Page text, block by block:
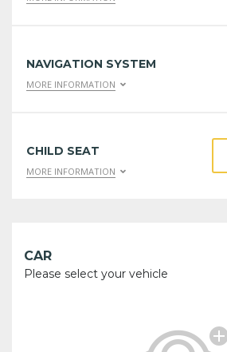
NAVIGATION SYSTEM
MORE INFORMATION
CHILD SEAT
MORE INFORMATION
CAR
Please select your vehicle